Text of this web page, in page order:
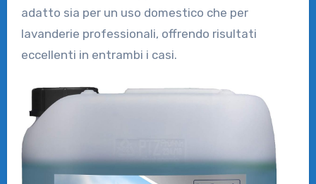
adatto sia per un uso domestico che per
lavanderie professionali, offrendo risultati
eccellenti in entrambi i casi.